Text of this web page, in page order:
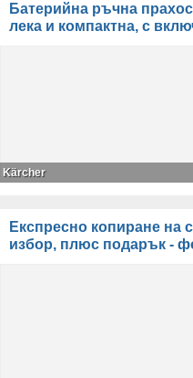
Батерийна ръчна
лека и компактна, с
Kärcher
Експресно копиране на
избор, плюс подарък -